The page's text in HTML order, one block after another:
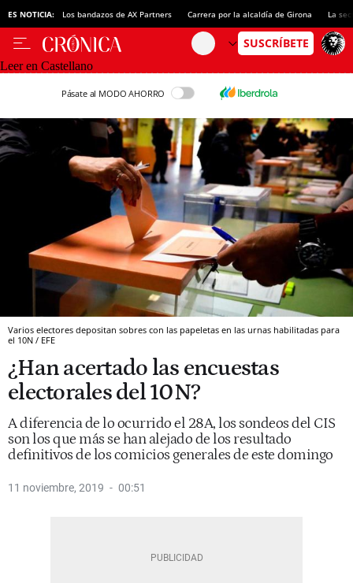
ES NOTICIA: Los bandazos de AX Partners Carrera por la alcaldía de Girona La
Leer en Castellano
Pásate al MODO AHORRO
Varios electores depositan sobres con las papeletas en las urnas habilitadas para
el 10N / EFE
¿Han acertado las encuestas
electorales del 10N?
A diferencia de lo ocurrido el 28A, los sondeos del CIS
son los que más se han alejado de los resultado
definitivos de los comicios generales de este domingo
11 noviembre, 2019 00:51